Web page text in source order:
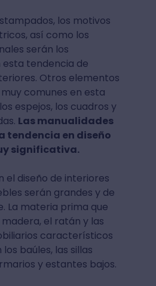
los motivos
así como los
serán los
tendencia de
Otros elementos
comunes en esta
espejos, los cuadros y
Las manualidades
tendencia en diseño
significativa.
el diseño de interiores
serán grandes y de
La materia prima que
el ratán y las
característicos
baúles, las sillas
y estantes bajos.